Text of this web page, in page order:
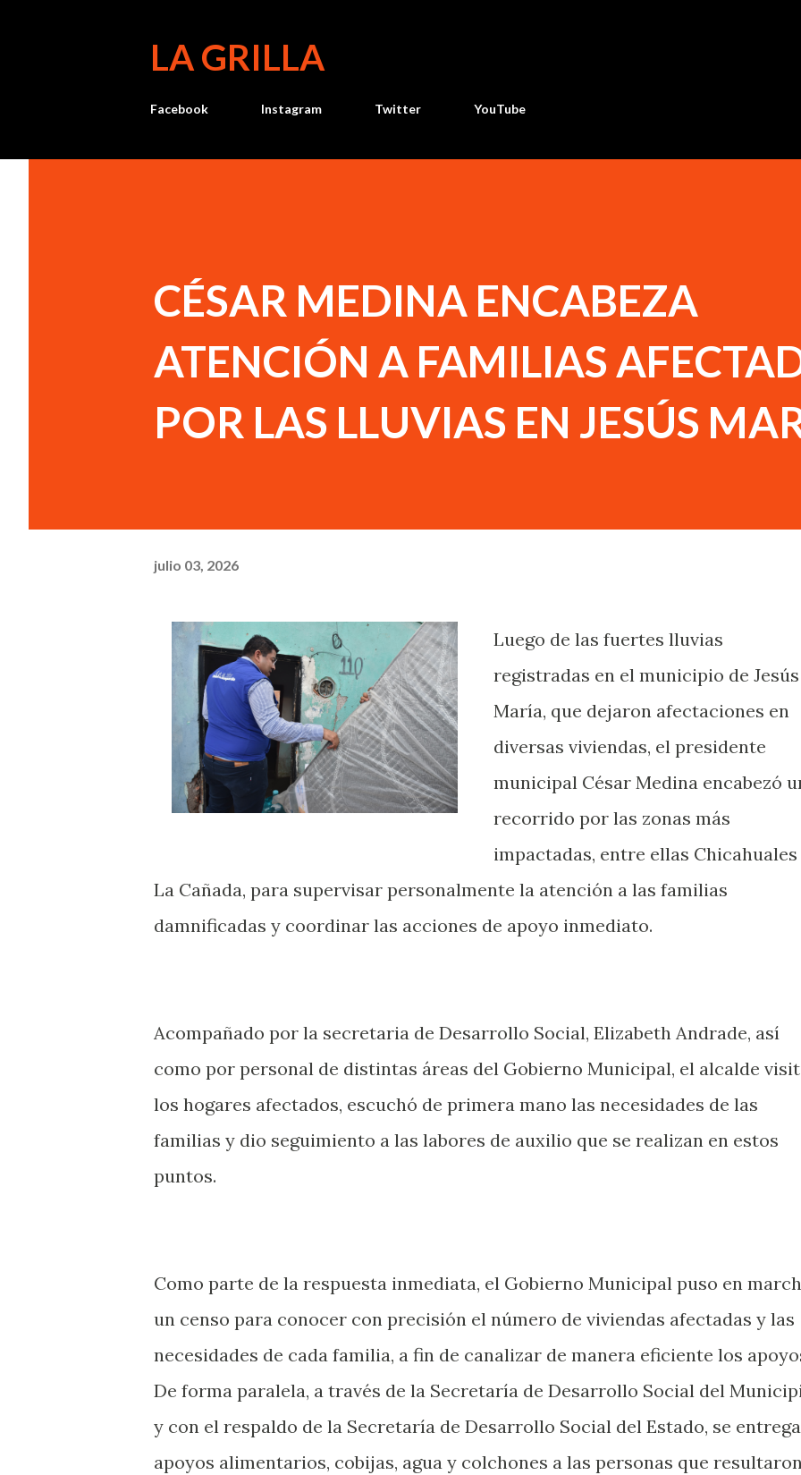
LA GRILLA
Facebook Instagram Twitter YouTube
CÉSAR MEDINA ENCABEZA
ATENCIÓN A FAMILIAS
POR LAS LLUVIAS EN JESÚS
julio 03, 2026
Luego de las fuertes lluvias
registradas en el municipio de Jesús
María, que dejaron afectaciones en
diversas viviendas, el presidente
municipal César Medina encabezó
recorrido por las zonas más
impactadas, entre ellas
La Cañada, para supervisar personalmente la atención a las familias
damnificadas y coordinar las acciones de apoyo inmediato.
Acompañado por la secretaria de Desarrollo Social, Elizabeth Andrade, así
como por personal de distintas áreas del Gobierno Municipal, el alcalde
los hogares afectados, escuchó de primera mano las necesidades de las
familias y dio seguimiento a las labores de auxilio que se realizan en estos
puntos.
Como parte de la respuesta inmediata, el Gobierno Municipal puso en
un censo para conocer con precisión el número de viviendas afectadas y las
necesidades de cada familia, a fin de canalizar de manera eficiente los
De forma paralela, a través de la Secretaría de Desarrollo Social del
y con el respaldo de la Secretaría de Desarrollo Social del Estado, se
apoyos alimentarios, cobijas, agua y colchones a las personas que